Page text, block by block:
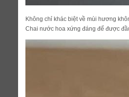
Không chỉ khác biệt về mùi hương
Chai nước hoa xứng đáng để được